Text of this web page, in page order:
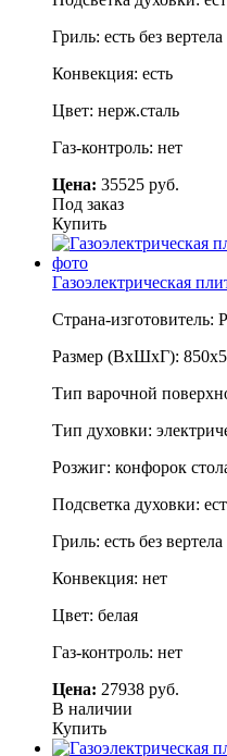
Гриль: есть без вертела
Конвекция: есть
Цвет: нерж.сталь
Газ-контроль: нет
Цена: 35525 руб.
Под заказ
Купить
Газоэлектрическая
Страна-изготовитель:
Размер (ВхШхГ):
Тип варочной
Тип духовки:
Розжиг: конфорок
Подсветка духовки:
Гриль: есть без вертела
Конвекция: нет
Цвет: белая
Газ-контроль: нет
Цена: 27938 руб.
В наличии
Купить